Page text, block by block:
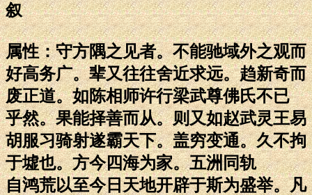
叙
属性：守方隅之见者。不能驰域外之观而
好高务广。辈又往往舍近求远。趋新奇而
废正道。如陈相师许行梁武尊佛氏不已
乎然。果能择善而从。则又如赵武灵王易
胡服习骑射遂霸天下。盖穷变通。久不拘
于墟也。方今四海为家。五洲同轨
自鸿荒以至今日天地开辟于斯为盛举。凡